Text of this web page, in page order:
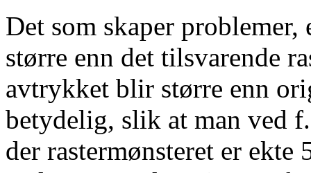
Det som skaper
større enn det tilsvarende
avtrykket blir større enn
betydelig, slik at man ved
der rastermønsteret er